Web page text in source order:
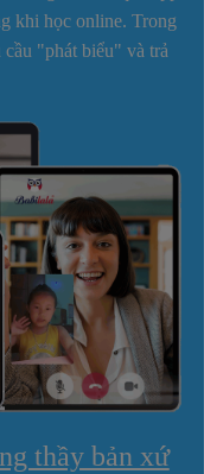
khi học online. Trong
"phát biểu" và trả
thầy bản xứ